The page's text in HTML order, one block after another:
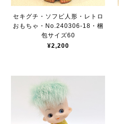
セキグチ・ソフビ人形・レトロ
おもちゃ・No.240306-18・梱
包サイズ60
¥2,200